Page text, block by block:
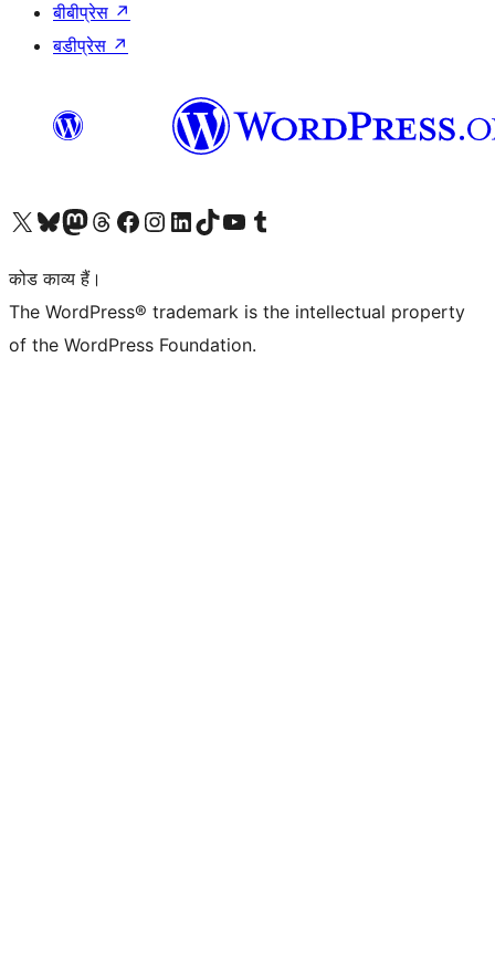
बीबीप्रेस ↗
बडीप्रेस ↗
Visit our X (formerly Twitter) account
हमारे बलुस्की खाते पर जाएँVisit our Mastodon account
हमारे थ्रेड्स अकाउंट पर जाएंहमारे फेसबुक पेज पर जाएँहमारे इंस्टाग्राम अकाउंट पर जाएंहमारे लिंक्डइन खाते पर जाएँहमारे टिकटॉक खाते पर जाएँहमारे यूट्यूब चैनल पर जाएंहमारे Tumblr खाते पर जाएँ
कोड काव्य हैं।
The WordPress® trademark is the intellectual property
of the WordPress Foundation.